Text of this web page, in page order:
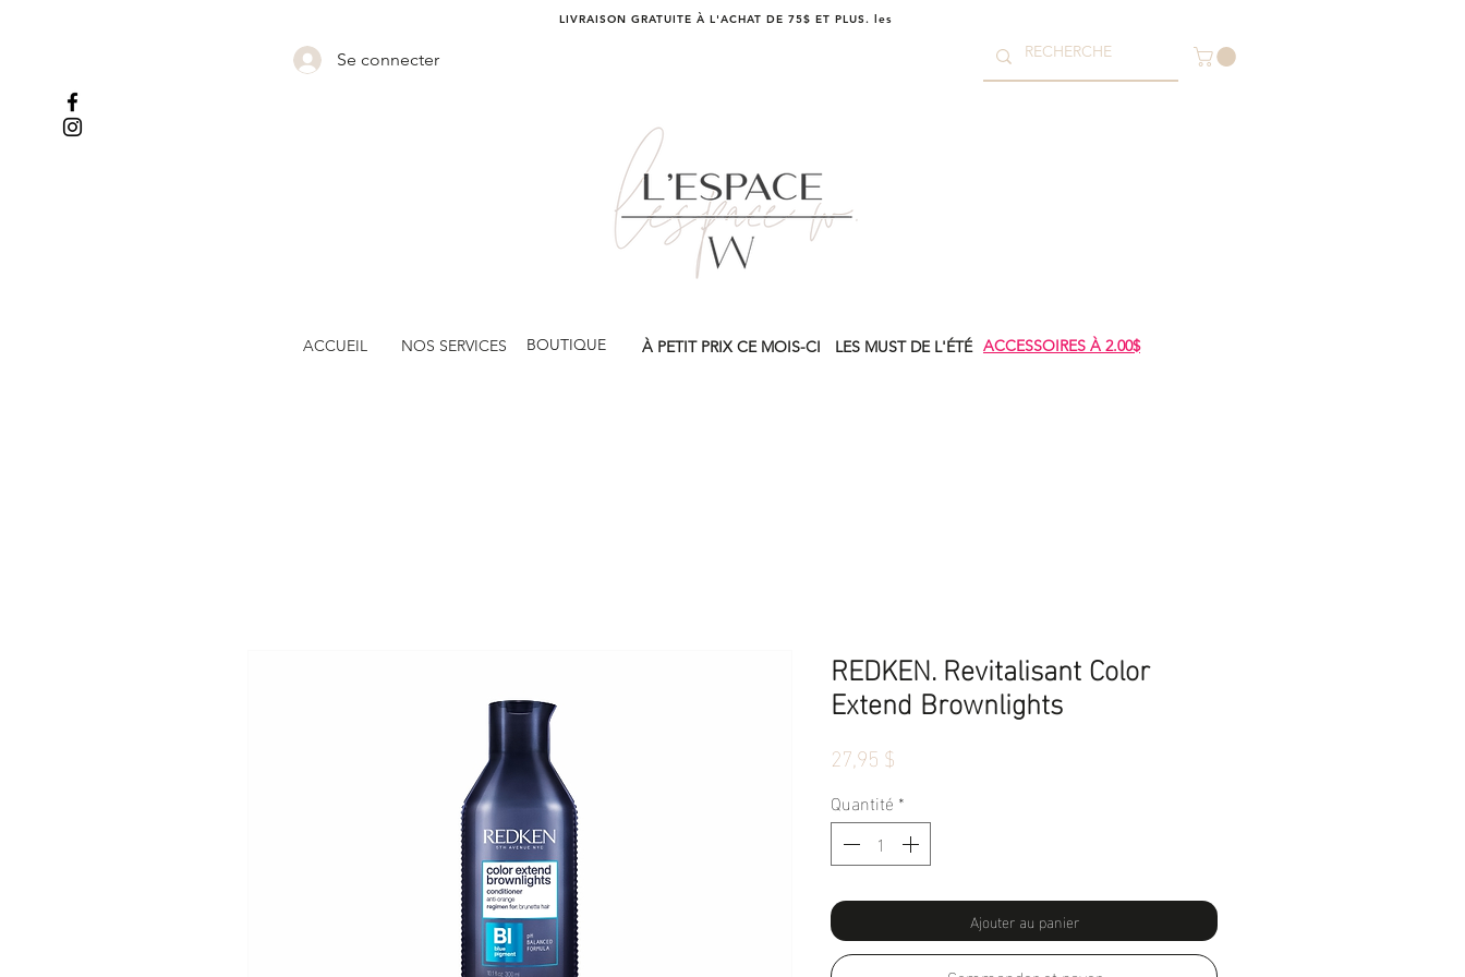
LIVRAISON GRATUITE À L'ACHAT DE 75$ ET PLUS. les
Se connecter
BOUTIQUE
NOS SERVICES
ACCUEIL LES MUST DE L'ÉTÉ
À PETIT PRIX CE MOIS-CI ACCESSOIRES À 2.00$
REDKEN. Revitalisant Color
Extend Brownlights
27,95 $
Quantité *
Ajouter au panier